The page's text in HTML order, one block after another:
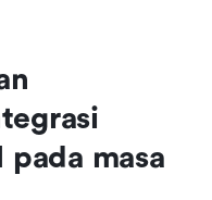
pada masa